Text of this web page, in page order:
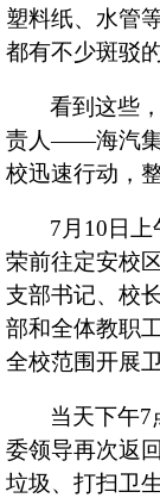
塑料纸、水管
都有不少斑驳
看到这些
责人——海汽集
校迅速行动，
7 月 10 日
荣前往定安校
支部书记、校
部和全体教职
全校范围开展
当天下午7
委领导再次返
垃圾、打扫卫